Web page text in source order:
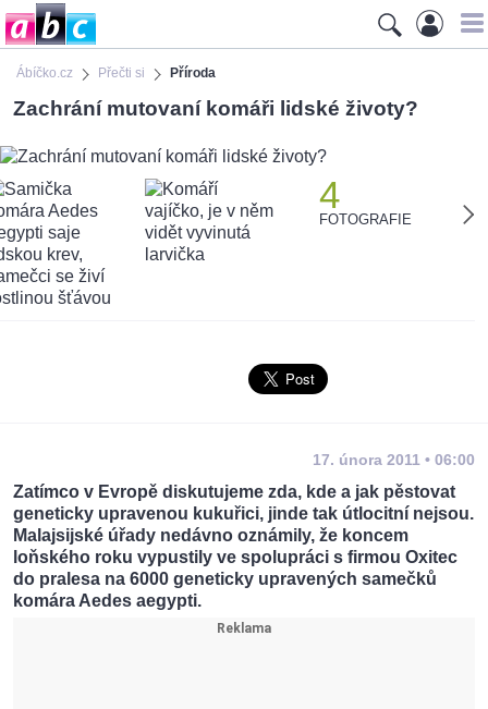
Ábíčko.cz Přečti si Příroda
Zachrání mutovaní komáři lidské životy?
4
FOTOGRAFIE
17. února 2011 • 06:00
Zatímco v Evropě diskutujeme zda, kde a jak pěstovat
geneticky upravenou kukuřici, jinde tak útlocitní nejsou.
Malajsijské úřady nedávno oznámily, že koncem
loňského roku vypustily ve spolupráci s firmou Oxitec
do pralesa na 6000 geneticky upravených samečků
komára Aedes aegypti.